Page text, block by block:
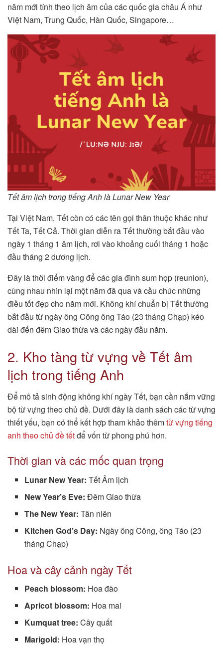
năm mới tính theo lịch âm của các quốc gia châu Á như
Việt Nam, Trung Quốc, Hàn Quốc, Singapore…
Tết âm lịch trong tiếng Anh là Lunar New Year
Tại Việt Nam, Tết còn có các tên gọi thân thuộc khác như
Tết Ta, Tết Cả. Thời gian diễn ra Tết thường bắt đầu vào
ngày 1 tháng 1 âm lịch, rơi vào khoảng cuối tháng 1 hoặc
đầu tháng 2 dương lịch.
Đây là thời điểm vàng để các gia đình sum họp (reunion),
cùng nhau nhìn lại một năm đã qua và cầu chúc những
điều tốt đẹp cho năm mới. Không khí chuẩn bị Tết thường
bắt đầu từ ngày ông Công ông Táo (23 tháng Chạp) kéo
dài đến đêm Giao thừa và các ngày đầu năm.
2. Kho tàng từ vựng về Tết âm
lịch trong tiếng Anh
Để mô tả sinh động không khí ngày Tết, bạn cần nắm vững
bộ từ vựng theo chủ đề. Dưới đây là danh sách các từ vựng
thiết yếu, bạn có thể kết hợp tham khảo thêmtừ vựng tiếng
anh theo chủ đề tếtđể vốn từ phong phú hơn.
Thời gian và các mốc quan trọng
Lunar New Year: Tết Âm lịch
New Year’s Eve: Đêm Giao thừa
The New Year: Tân niên
Kitchen God’s Day: Ngày ông Công, ông Táo (23
tháng Chạp)
Hoa và cây cảnh ngày Tết
Peach blossom: Hoa đào
Apricot blossom: Hoa mai
Kumquat tree: Cây quất
Marigold: Hoa vạn thọ